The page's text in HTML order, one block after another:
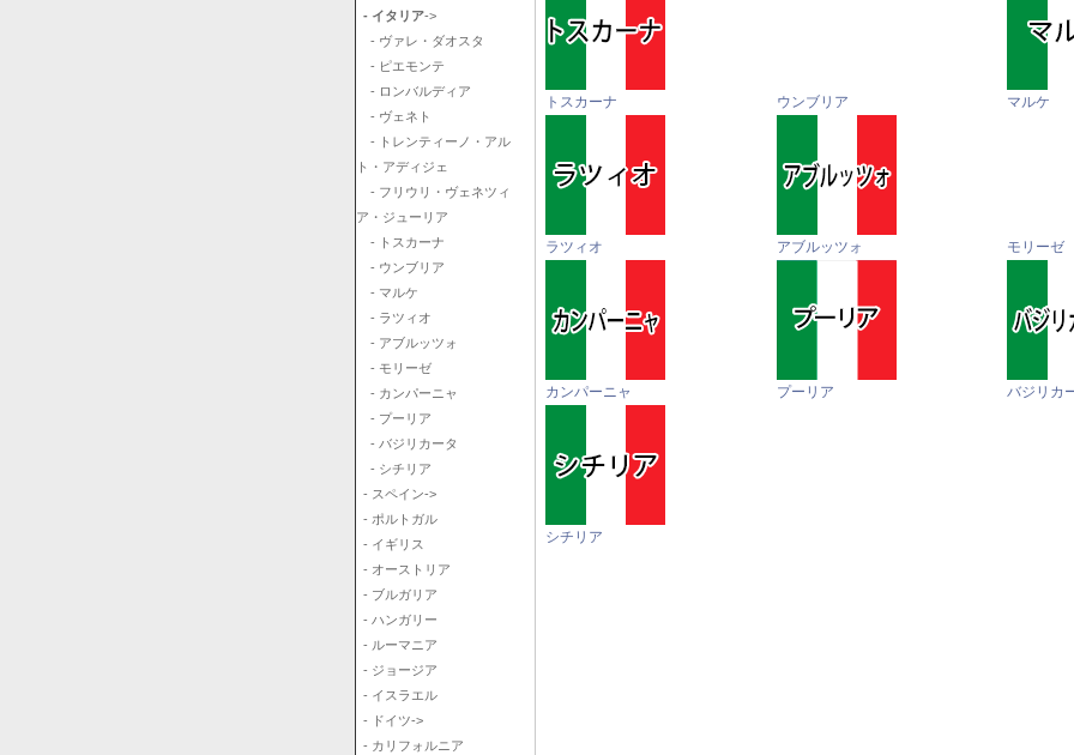
- イタリア->
- ヴァレ・ダオスタ
- ピエモンテ
- ロンバルディア
- ヴェネト
- トレンティーノ・アル
ト・アディジェ
- フリウリ・ヴェネツィ
ア・ジューリア
- トスカーナ
- ウンブリア
- マルケ
- ラツィオ
- アブルッツォ
- モリーゼ
- カンパーニャ
- プーリア
- バジリカータ
- シチリア
- スペイン->
- ポルトガル
- イギリス
- オーストリア
- ブルガリア
- ハンガリー
- ルーマニア
- ジョージア
- イスラエル
- ドイツ->
- カリフォルニア
トスカーナ ウンブリア マルケ
ラツィオ アブルッツォ モリーゼ
カンパーニャ プーリア バジリカ
シチリア